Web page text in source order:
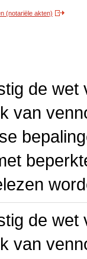
(notariële akten)
de wet
van
de wet
van